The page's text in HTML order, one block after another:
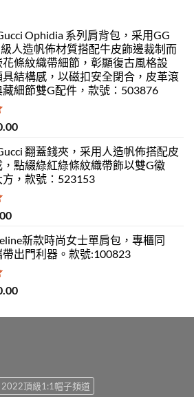
Ophidia 系列肩背包，采用GG
人造帆佈材質搭配牛皮飾邊裁制而
條紋織帶細節，彰顯復古風格設
結構感，以磁扣安全閉合，皮革滾
細節雙G配件，款號：503876
翻蓋錢夾，采用人造帆佈搭配皮
點綴綠紅綠條紋織帶飾以雙G徽
，款號：523153
新款時尚女士單肩包，專櫃同
出門利器。款號:100823
2022頂級1:1帽子頻道